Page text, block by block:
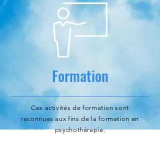
Formation
Ces activités de formation sont
reconnues aux fins de la formation en
psychothérapie.